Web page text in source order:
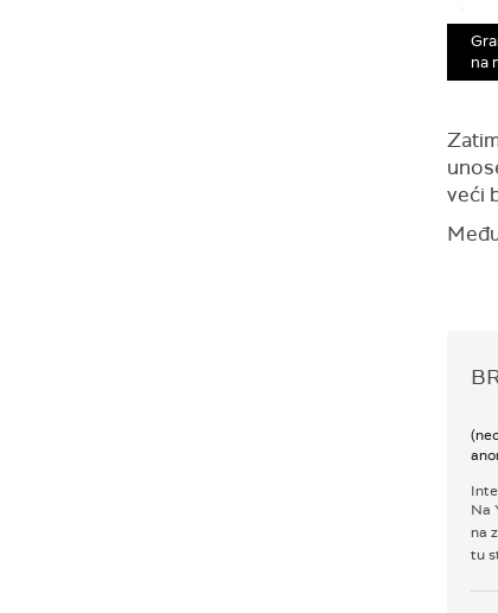
na
veći
Na
na
tu